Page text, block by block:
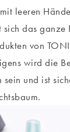
leeren
das ganze
von
wird die
und ist